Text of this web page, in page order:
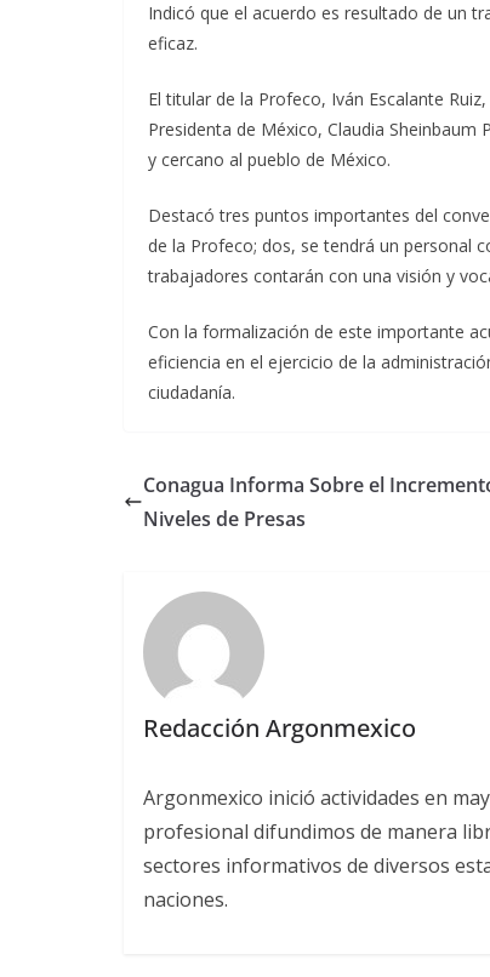
Indicó que el acuerdo es resultado de un
eficaz.
El titular de la Profeco, Iván Escalante
Presidenta de México, Claudia
y cercano al pueblo de México.
Destacó tres puntos importantes del
de la Profeco; dos, se tendrá un personal
trabajadores contarán con una visión y
Con la formalización de este importante
eficiencia en el ejercicio de la
ciudadanía.
Conagua Informa Sobre el
Niveles de Presas
Redacción Argonmexico
Argonmexico inició actividades en
profesional difundimos de manera
sectores informativos de diversos
naciones.